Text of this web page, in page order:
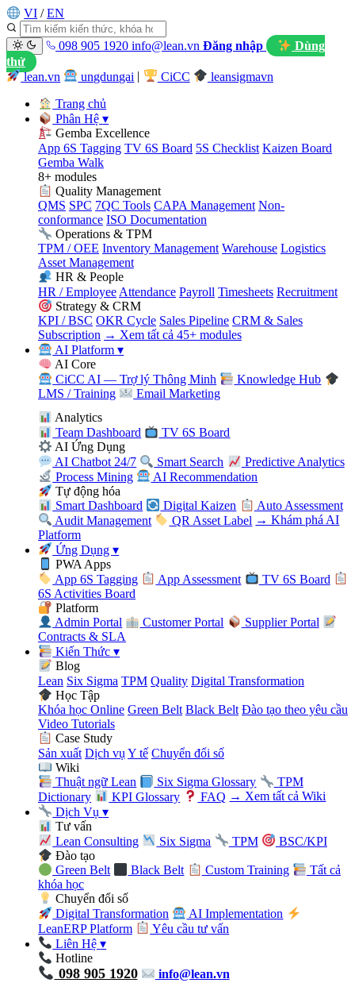
VI / EN
098 905 1920 info@lean.vn Đăng nhập
Dùng
thử
lean.vn
ungdungai CiCC leansigmavn
Trang chủ
Phân Hệ▾
Gemba Excellence
App 6S Tagging TV 6S Board 5S Checklist Kaizen Board
Gemba Walk
8+ modules
Quality Management
QMS SPC 7QC Tools CAPA Management Non-
conformance ISO Documentation
Operations & TPM
TPM / OEE Inventory Management Warehouse Logistics
Asset Management
HR & People
HR / Employee Attendance Payroll Timesheets Recruitment
Strategy & CRM
KPI / BSC OKR Cycle Sales Pipeline CRM & Sales
Subscription → Xem tất cả 45+ modules
AI Platform▾
AI Core
CiCC AI — Trợ lý Thông Minh
Knowledge Hub
LMS / Training
Email Marketing
Analytics
Team Dashboard
TV 6S Board
AI Ứng Dụng
AI Chatbot 24/7
Smart Search
Predictive Analytics
Process Mining
AI Recommendation
Tự động hóa
Smart Dashboard
Digital Kaizen
Auto Assessment
Audit Management
QR Asset Label → Khám phá AI
Platform
Ứng Dụng▾
PWA Apps
App 6S Tagging
App Assessment
TV 6S Board
6S Activities Board
Platform
Admin Portal
Customer Portal
Supplier Portal
Contracts & SLA
Kiến Thức▾
Blog
Lean Six Sigma TPM Quality Digital Transformation
Học Tập
Khóa học Online Green Belt Black Belt Đào tạo theo yêu cầu
Video Tutorials
Case Study
Sản xuất Dịch vụ Y tế Chuyển đổi số
Wiki
Thuật ngữ Lean
Six Sigma Glossary
TPM
Dictionary
KPI Glossary FAQ → Xem tất cả Wiki
Dịch Vụ▾
Tư vấn
Lean Consulting
Six Sigma TPM
BSC/KPI
Đào tạo
Green Belt
Black Belt Custom Training
Tất cả
khóa học
Chuyển đổi số
Digital Transformation
AI Implementation
LeanERP Platform
Yêu cầu tư vấn
Liên Hệ▾
Hotline
098 905 1920
info@lean.vn